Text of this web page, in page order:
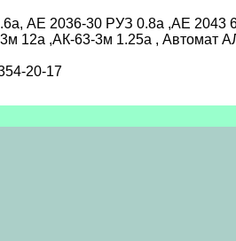
АЕ 2036-30 РУЗ 0.8а ,АЕ 2043
12а ,АК-63-3м 1.25а , Автомат
20-17